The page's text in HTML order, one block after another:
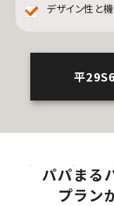
デザイン性と
平
パパまる
プラン